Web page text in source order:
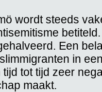
wordt steeds
Een
in
tot tijd zeer
maakt.